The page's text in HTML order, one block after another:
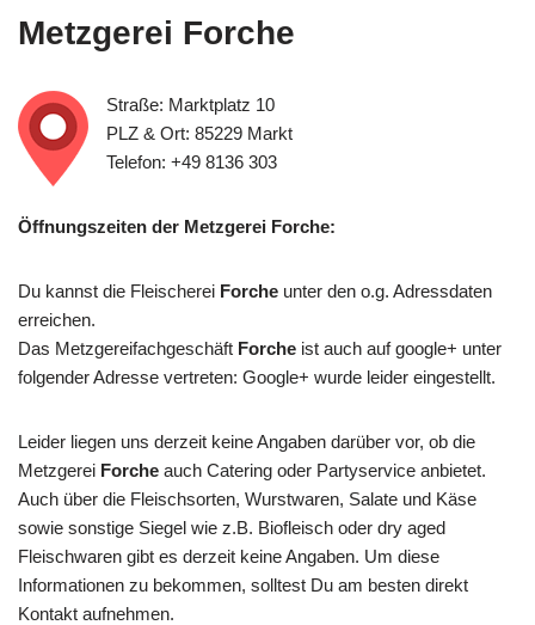
Metzgerei Forche
Straße: Marktplatz 10
PLZ & Ort: 85229 Markt
Telefon: +49 8136 303
Öffnungszeiten der Metzgerei Forche:
Du kannst die Fleischerei Forche unter den o.g. Adressdaten
erreichen.
Das Metzgereifachgeschäft Forche ist auch auf google+ unter
folgender Adresse vertreten: Google+ wurde leider eingestellt.
Leider liegen uns derzeit keine Angaben darüber vor, ob die
Metzgerei Forche auch Catering oder Partyservice anbietet.
Auch über die Fleischsorten, Wurstwaren, Salate und Käse
sowie sonstige Siegel wie z.B. Biofleisch oder dry aged
Fleischwaren gibt es derzeit keine Angaben. Um diese
Informationen zu bekommen, solltest Du am besten direkt
Kontakt aufnehmen.